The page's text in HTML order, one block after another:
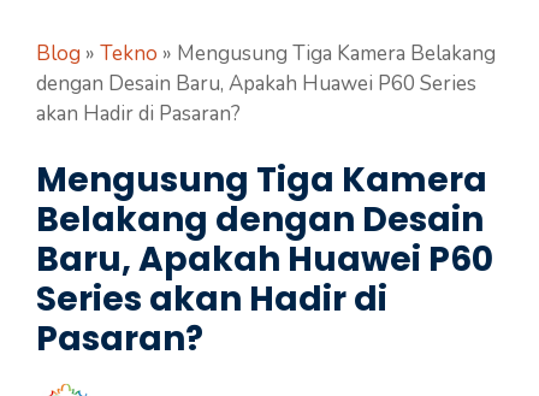
Blog » Tekno » Mengusung Tiga Kamera Belakang
dengan Desain Baru, Apakah Huawei P60 Series
akan Hadir di Pasaran?
Mengusung Tiga Kamera
Belakang dengan Desain
Baru, Apakah Huawei P60
Series akan Hadir di
Pasaran?